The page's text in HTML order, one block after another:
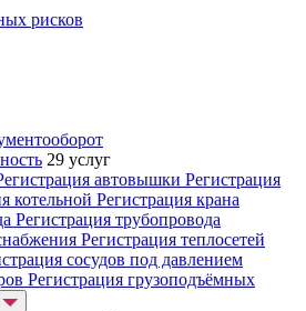
рисков
29 услуг
автовышки Регистрация
котельной Регистрация крана
Регистрация трубопровода
Регистрация теплосетей
сосудов под давлением
Регистрация грузоподъёмных